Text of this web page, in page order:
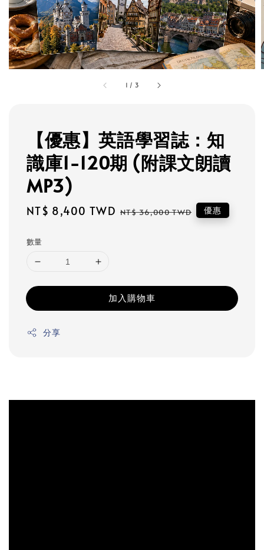
1 / 3
【優惠】英語學習誌：知
識庫1-120期 (附課文朗讀
MP3)
Sale
NT$ 8,400 TWD Regular
NT$ 36,000 TWD 優惠
數量
加入購物車
分享